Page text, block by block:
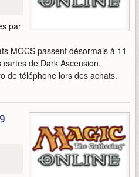
par
MOCS passent désormais à 11
de Dark Ascension.
de téléphone lors des achats.